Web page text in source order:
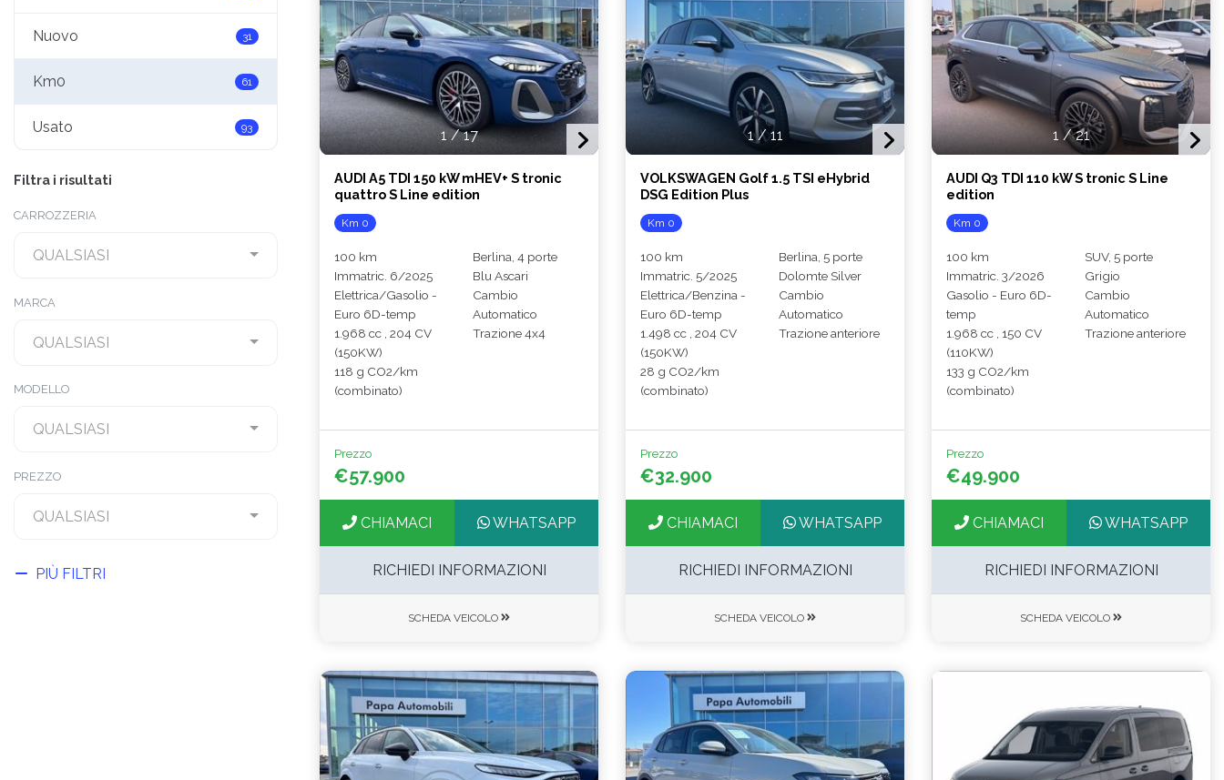
Nuovo 31
Km0 61
Usato 93
Filtra i risultati
CARROZZERIA
QUALSIASI
MARCA
QUALSIASI
MODELLO
QUALSIASI
PREZZO
QUALSIASI
PIÙ FILTRI
1 /17
AUDI A5 TDI 150 kW mHEV+ S tronic
quattro S Line edition
Km 0
100 km
Immatric. 6/2025
Elettrica/Gasolio -
Euro 6D-temp
1.968 cc , 204 CV
(150KW)
118 g CO2/km
(combinato)
Berlina, 4 porte
Blu Ascari
Cambio
Automatico
Trazione 4x4
Prezzo
€57.900
CHIAMACI WHATSAPP
RICHIEDI INFORMAZIONI
SCHEDA VEICOLO
1/11
VOLKSWAGEN Golf 1.5 TSI eHybrid
DSG Edition Plus
Km 0
100 km
Immatric. 5/2025
Elettrica/Benzina -
Euro 6D-temp
1.498 cc , 204 CV
(150KW)
28 g CO2/km
(combinato)
Berlina, 5 porte
Dolomte Silver
Cambio
Automatico
Trazione anteriore
Prezzo
€32.900
CHIAMACI WHATSAPP
RICHIEDI INFORMAZIONI
SCHEDA VEICOLO
1 /21
AUDI Q3 TDI 110 kW S tronic S Line
edition
Km 0
100 km
Immatric. 3/2026
Gasolio - Euro 6D-
temp
1.968 cc , 150 CV
(110KW)
133 g CO2/km
(combinato)
SUV, 5 porte
Grigio
Cambio
Automatico
Trazione anteriore
Prezzo
€49.900
CHIAMACI WHATSAPP
RICHIEDI INFORMAZIONI
SCHEDA VEICOLO